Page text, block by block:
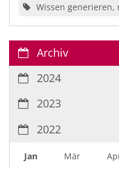
Wissen
Archiv
2024
2023
2022
Jan Mär